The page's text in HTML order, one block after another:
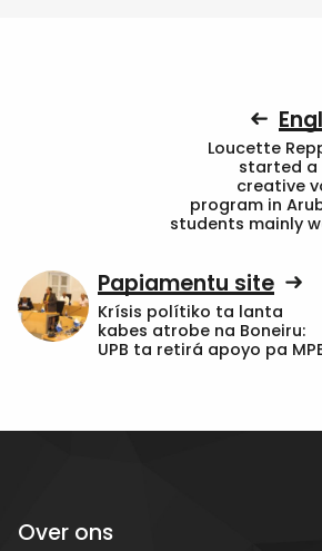
Loucette
started a
creative
program in
students mainly
Papiamentu site
Krísis polítiko ta lanta
kabes atrobe na Boneiru:
UPB ta retirá apoyo pa
Over ons